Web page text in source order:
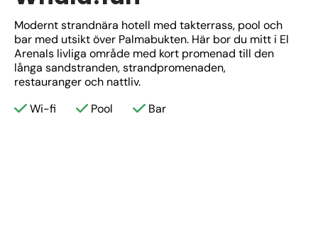
Modernt strandnära hotell med takterrass, pool och
bar med utsikt över Palmabukten. Här bor du mitt i El
Arenals livliga område med kort promenad till den
långa sandstranden, strandpromenaden,
restauranger och nattliv.
Wi-fi
Pool Bar